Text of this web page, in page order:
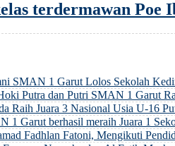
terdermawan Poe
SMAN 1 Garut Lolos Sekolah
Putra dan Putri SMAN 1 Garut
Raih Juara 3 Nasional Usia U-16
1 Garut berhasil meraih Juara 1
Fadhlan Fatoni, Mengikuti